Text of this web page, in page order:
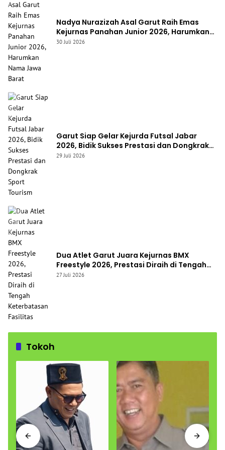
Nadya Nurazizah Asal Garut Raih Emas
Kejurnas Panahan Junior 2026, Harumkan
Nama Jawa Barat
30 Juli 2026
Garut Siap Gelar Kejurda Futsal Jabar
2026, Bidik Sukses Prestasi dan Dongkrak
Sport Tourism
29 Juli 2026
Dua Atlet Garut Juara Kejurnas BMX
Freestyle 2026, Prestasi Diraih di Tengah
Keterbatasan Fasilitas
27 Juli 2026
Tokoh